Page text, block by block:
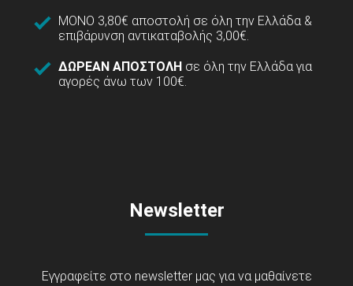
ΜΟΝΟ 3,80€ αποστολή σε όλη την Ελλάδα &
επιβάρυνση αντικαταβολής 3,00€.
ΔΩΡΕΑΝ ΑΠΟΣΤΟΛΗ σε όλη την Ελλάδα για
αγορές άνω των 100€.
Newsletter
Εγγραφείτε στο newsletter μας για να μαθαίνετε